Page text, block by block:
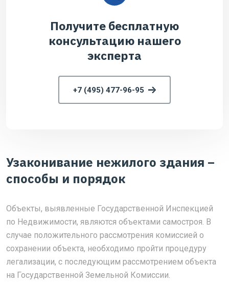
Получите бесплатную
консультацию нашего
эксперта
+7 (495) 477-96-95
Узаконивание нежилого здания –
способы и порядок
Объекты, выявленные Государственной Инспекцией
по Недвижимости, являются объектами самостроя. В
случае положительного рассмотрения комиссией о
сохранении объекта, необходимо пройти процедуру
легализации, с последующим рассмотрением объекта
на Государственной Земельной Комиссии.